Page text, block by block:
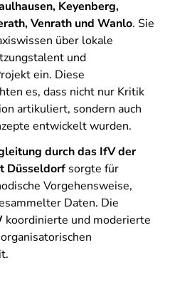
Keyenberg,
Venrath und Wanlo. Sie
über lokale
und
ein. Diese
es, dass nicht nur Kritik
artikuliert, sondern auch
entwickelt wurden.
durch das IfV der
Düsseldorf sorgte für
Vorgehensweise,
Daten. Die
koordinierte und moderierte